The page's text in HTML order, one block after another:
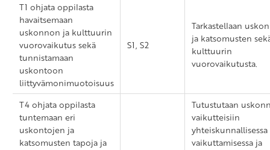
T1 ohjata oppilasta
havaitsemaan
uskonnon ja kulttuurin
vuorovaikutus sekä
tunnistamaan
uskontoon
liittyvämonimuotoisuus
S1, S2
Tarkastellaan
ja katsomusten
kulttuurin
vuorovaikutusta.
T4 ohjata oppilasta
tuntemaan eri
uskontojen ja
katsomusten tapoja ja
Tutustutaan
vaikutteisiin
yhteiskunnallisessa
vaikuttamisessa ja